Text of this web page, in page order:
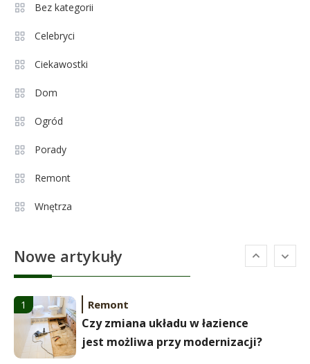
Bez kategorii
Celebryci
Ciekawostki
Dom
Ogród
Porady
Remont
Wnętrza
Nowe artykuły
Aleksandra Grysz wiek: poznaj
6
naturalnej urodzie
1 Remont
Czy zmiana układu w łazience
jest możliwa przy modernizacji?